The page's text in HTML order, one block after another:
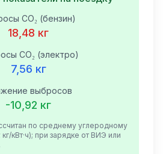
CO₂ (бензин)
18,48 кг
CO₂ (электро)
7,56 кг
выбросов
-10,92 кг
по среднему углеродному
кВт·ч); при зарядке от ВИЭ или